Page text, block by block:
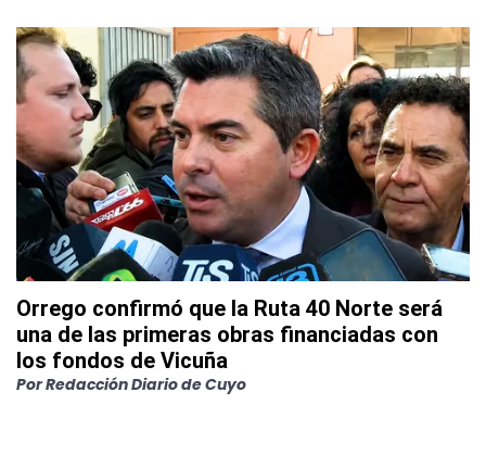
Orrego confirmó que la Ruta 40 Norte será
una de las primeras obras financiadas con
los fondos de Vicuña
PorRedacción Diario de Cuyo